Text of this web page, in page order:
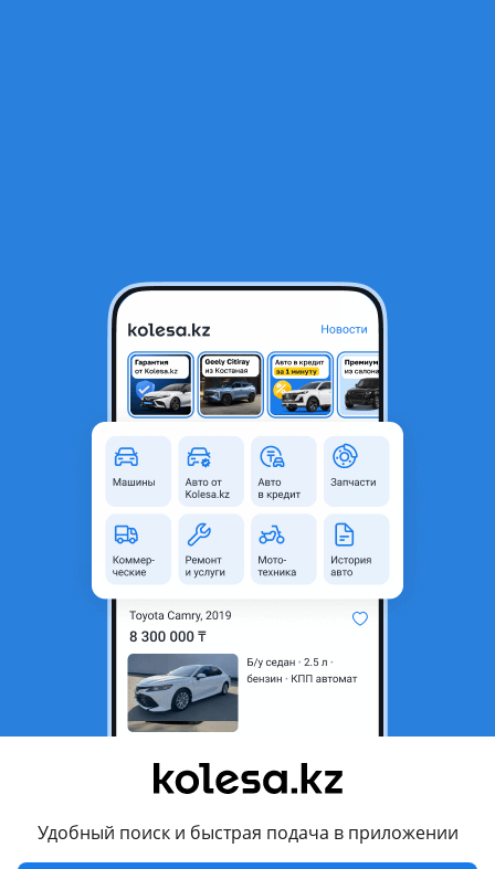
Удобный поиск и быстрая подача в приложении
826 31
5